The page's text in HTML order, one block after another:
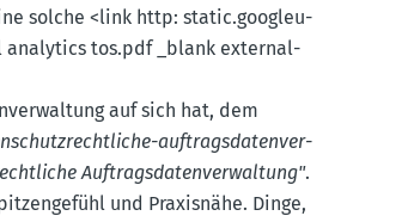
solche <link http: static.​googleu­
tos.​pdf _blank external-
auf sich hat, dem
auftrags­da­ten­ver­
Auftrags­da­ten­ver­waltung".
und Praxisnähe. Dinge,